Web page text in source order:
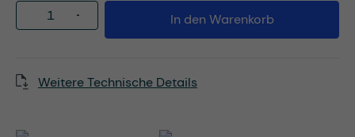
Produkt Anzahl: Gib den gewünschten
In den Warenkorb
Weitere Technische Details